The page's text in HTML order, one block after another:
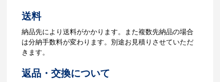
4.納品
【名入れをする場合】データのご入稿後
３週間程度で納品となります。
【名入れなしの場合】在庫がある場合、3
～5営業日程度で納品となります。
ご利用ガイドをもっとみる
送料
納品先により送料がかかります。また複数先納品の場合
は分納手数料が変わります。別途お見積りさせていただ
きます。
返品・交換について